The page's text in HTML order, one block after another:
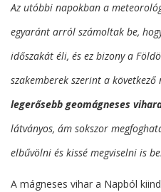
Az utóbbi napokban a
egyaránt arról számoltak be,
időszakát éli, és ez bizony a
szakemberek szerint a következő
legerősebb geomágneses
látványos, ám sokszor
elbűvölni és kissé megviselni is
A mágneses vihar a Napból